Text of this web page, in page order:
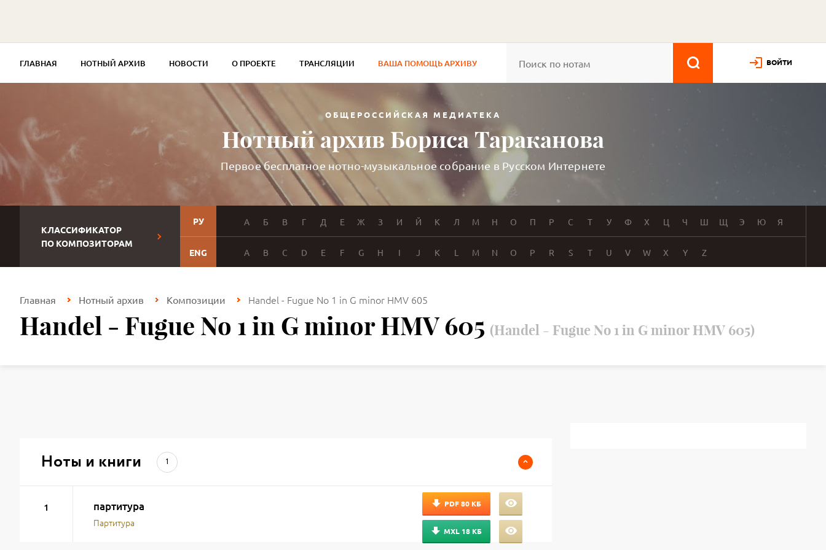
ГЛАВНАЯ НОТНЫЙ АРХИВ НОВОСТИ О ПРОЕКТЕ ТРАНСЛЯЦИИ ВАША ПОМОЩЬ АРХИВУ ВОЙТИ
ОБЩЕРОССИЙСКАЯ МЕДИАТЕКА
Нотный архив Бориса Тараканова
Первое бесплатное нотно-музыкальное собрание в Русском Интернете
КЛАССИФИКАТОР
ПО КОМПОЗИТОРАМ
РУ А Б В Г Д Е Ж З И Й К Л М Н О П Р С Т У Ф Х Ц Ч Ш Щ Э Ю Я
ENG A B C D E F G H I J K L M N O P R S T U V W X Y Z
Главная Нотный архив Композиции Handel - Fugue No 1 in G minor HMV 605
Handel - Fugue No 1 in G minor HMV 605 (Handel - Fugue No 1 in G minor HMV 605)
Ноты и книги 1
1 партитура
Партитура
PDF80 КБ
MXL 18 КБ